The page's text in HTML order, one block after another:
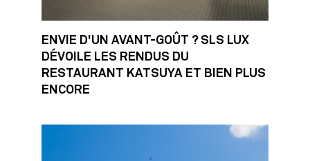
ENVIE D'UN AVANT-GOÛT ? SLS LUX
DÉVOILE LES RENDUS DU
RESTAURANT KATSUYA ET BIEN PLUS
ENCORE